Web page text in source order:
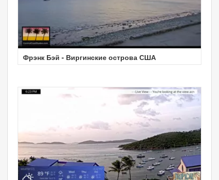
Фрэнк Бэй - Виргинские острова США